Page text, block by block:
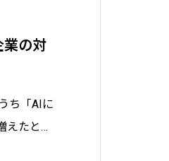
業の対
ち「AIに
えたと報